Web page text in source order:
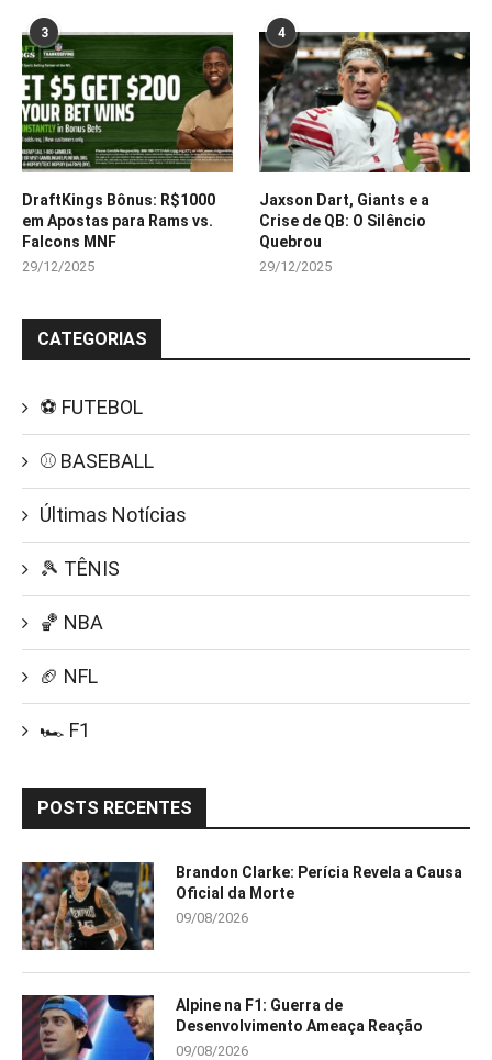
3
DraftKings Bônus: R$1000
em Apostas para Rams vs.
Falcons MNF
29/12/2025
4
Jaxson Dart, Giants e a
Crise de QB: O Silêncio
Quebrou
29/12/2025
CATEGORIAS
⚽ FUTEBOL
⚾ BASEBALL
Últimas Notícias
🎾 TÊNIS
🏀 NBA
🏈 NFL
🏎️ F1
POSTS RECENTES
Brandon Clarke: Perícia Revela a Causa
Oficial da Morte
09/08/2026
Alpine na F1: Guerra de
Desenvolvimento Ameaça Reação
09/08/2026